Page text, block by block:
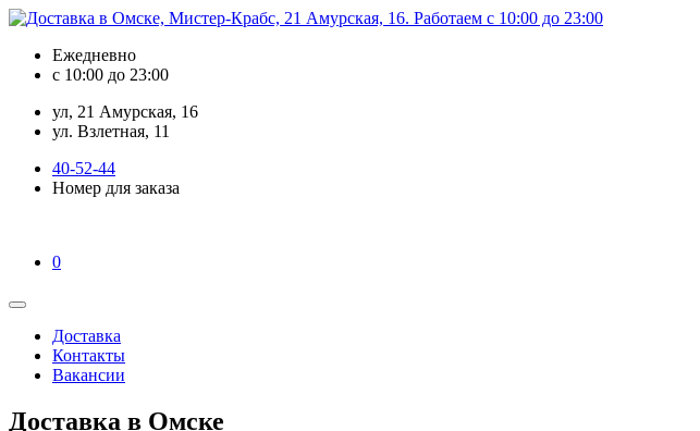
Ежедневно
с 10:00 до 23:00
ул, 21 Амурская, 16
ул. Взлетная, 11
40-52-44
Номер для заказа
0
Доставка
Контакты
Вакансии
Доставка в Омске